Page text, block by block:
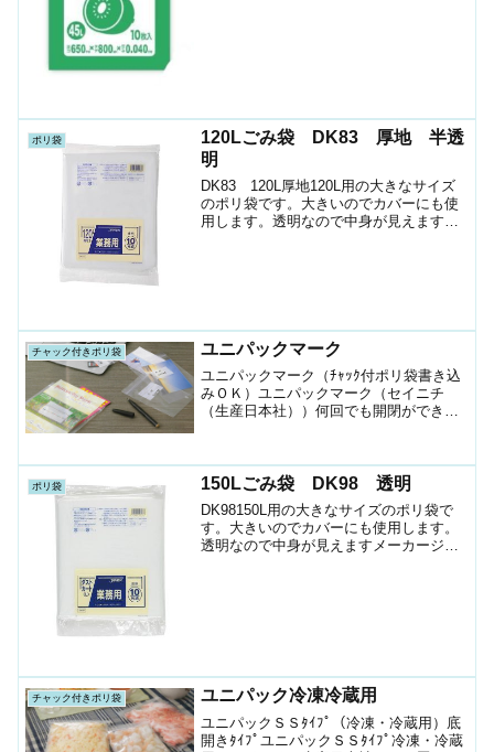
ポリ袋
120Lごみ袋 DK83 厚地 半透
明
DK83 120L厚地120L用の大きなサイズ
のポリ袋です。大きいのでカバーにも使
用します。透明なので中身が見えますメ
チャック付きポリ袋 ユニパックマーク
ユニパックマーク（ﾁｬｯｸ付ポリ袋書き込
みＯＫ）ユニパックマーク（セイニチ
（生産日本社））何回でも開閉ができ便
す。日用雑貨・薬品・衛生用品・工業用
品・衣類繊...
ポリ袋 150Lごみ袋 DK98 透明
DK98150L用の大きなサイズのポリ袋で
す。大きいのでカバーにも使用します。
透明なので中身が見えますメーカージャ
チャック付きポリ袋 ユニパック冷凍冷蔵用
ユニパックＳＳﾀｲﾌﾟ（冷凍・冷蔵用）底
開きﾀｲﾌﾟユニパックＳＳﾀｲﾌﾟ冷凍・冷蔵